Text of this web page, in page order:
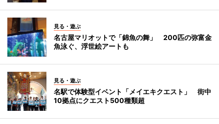
見る・遊ぶ
名古屋マリオットで「錦魚の舞」 200匹の弥富金
魚泳ぐ、浮世絵アートも
見る・遊ぶ
名駅で体験型イベント「メイエキクエスト」 街中
10拠点にクエスト500種類超